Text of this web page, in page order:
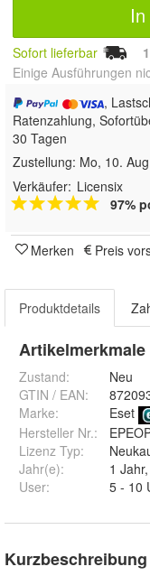
Sofort lieferbar
Einige Ausführungen
,
Ratenzahlung,
30 Tagen
Zustellung: Mo, 10.
Verkäufer: Licensix
97%
Merken Preis
Produktdetails
Artikelmerkmale
Zustand:
Neu
GTIN / EAN:
Marke:
Eset
Hersteller Nr.:
Lizenz Typ:
Jahr(e):
User:
Kurzbeschreibung